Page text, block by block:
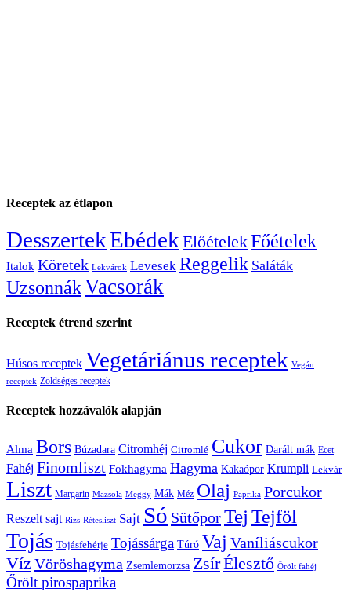
Receptek az étlapon
DesszertekEbédek ElőételekFőételek
Italok Köretek Lekvárok Levesek Reggelik Saláták
UzsonnákVacsorák
Receptek étrend szerint
Húsos receptek Vegetáriánus receptek Vegán
receptek Zöldséges receptek
Receptek hozzávalók alapján
Alma Bors Búzadara Citromhéj Citromlé Cukor Darált mák Ecet
Fahéj Finomliszt Fokhagyma Hagyma Kakaópor Krumpli Lekvár
Liszt Margarin Mazsola Meggy Mák Méz Olaj Paprika Porcukor
Reszelt sajt Rizs Rétesliszt Sajt Só SütőporTej Tejföl
Tojás Tojásfehérje Tojássárga Túró Vaj Vaníliáscukor
Víz Vöröshagyma Zsemlemorzsa ZsírÉlesztő Őrölt fahéj
Őrölt pirospaprika